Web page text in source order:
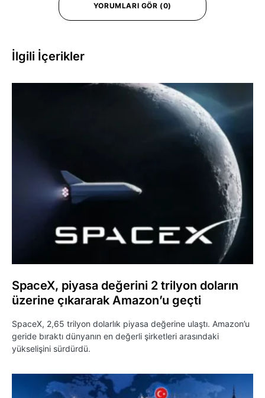
YORUMLARI GÖR (0)
İlgili İçerikler
SpaceX, piyasa değerini 2 trilyon doların
üzerine çıkararak Amazon’u geçti
SpaceX, 2,65 trilyon dolarlık piyasa değerine ulaştı. Amazon’u
geride bıraktı dünyanın en değerli şirketleri arasındaki
yükselişini sürdürdü.